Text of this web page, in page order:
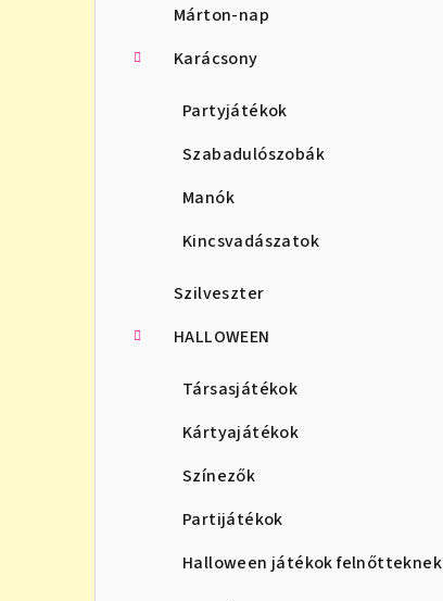
Márton-nap
Karácsony
Partyjátékok
Szabadulószobák
Manók
Kincsvadászatok
Szilveszter
HALLOWEEN
Társasjátékok
Kártyajátékok
Színezők
Partijátékok
Halloween játékok felnőtteknek